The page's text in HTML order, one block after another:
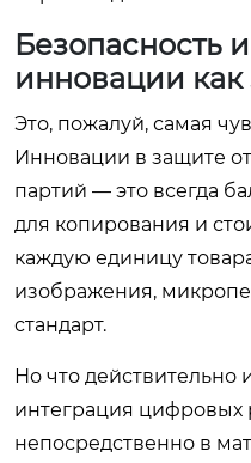
Безопасность
инновации как
Это, пожалуй, самая
Инновации в защите
партий — это всегда
для копирования и
каждую единицу
изображения,
стандарт.
Но что действительно
интеграция
непосредственно в